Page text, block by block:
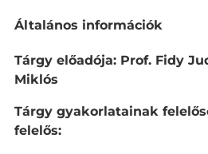
L
e
r
á
s
Általános információk
Tárgy előadója: Prof. Fidy
Miklós
Tárgy gyakorlatainak
felelős: